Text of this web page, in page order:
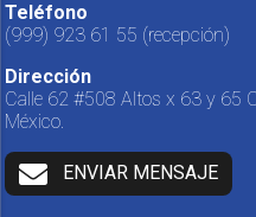
Teléfono
(999) 923 61 55 (recepción)
Dirección
Calle 62 #508 Altos x 63 y 65
México.
ENVIAR MENSAJE